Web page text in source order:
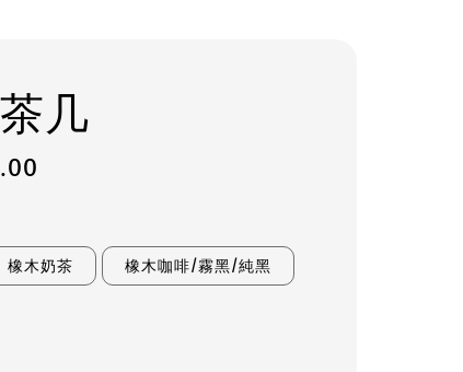
几
橡木奶茶 橡木咖啡/霧黑/純黑